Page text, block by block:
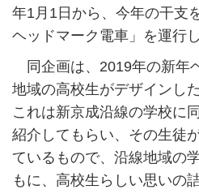
年1月1日から、今年の干支
ヘッドマーク電車」を運行
同企画は、2019年の新年
地域の高校生がデザインし
これは新京成沿線の学校に
紹介してもらい、その生徒
ているもので、沿線地域の
もに、高校生らしい思いの